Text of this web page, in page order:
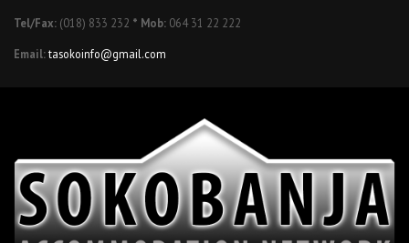
Tel/Fax: (018) 833 232 * Mob: 064 31 22 222
Email:tasokoinfo@gmail.com